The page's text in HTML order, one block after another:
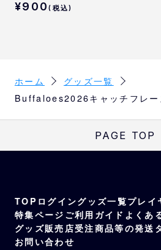
¥900(税込)
ホーム
グッズ一覧
Buffaloes2026キャッチフレー
PAGE TOP
TOP ログイングッズ一覧プレイ
特集ページ ご利用ガイド よくあ
グッズ販売店受注商品等の発送
お問い合わせ